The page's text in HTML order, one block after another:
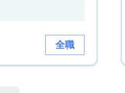
全職